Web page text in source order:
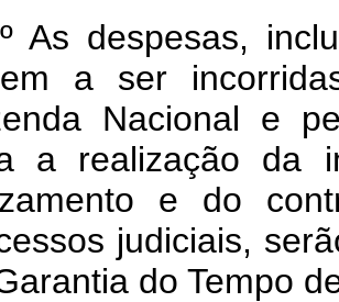
As despesas,
a ser
Nacional e
a realização da
e do
judiciais,
do Tempo